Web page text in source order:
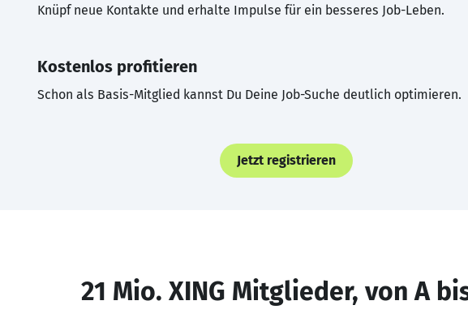
Knüpf neue Kontakte und erhalte Impulse für ein besseres Job-Leben.
Kostenlos profitieren
Schon als Basis-Mitglied kannst Du Deine Job-Suche deutlich optimieren.
Jetzt registrieren
21 Mio. XING Mitglieder, von A